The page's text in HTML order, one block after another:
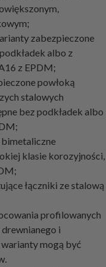
zabezpieczone
albo z
z EPDM;
powłoką
stalowych
bez podkładek albo
bimetaliczne
klasie korozyjności,
łączniki ze stalową
profilowanych
i
mogą być